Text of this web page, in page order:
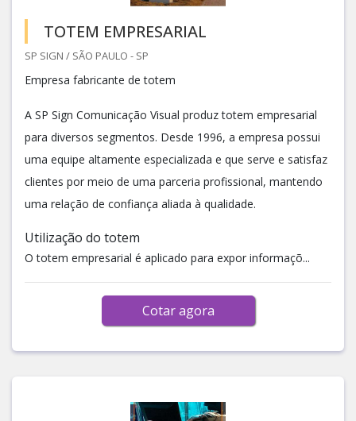
TOTEM EMPRESARIAL
SP SIGN / SÃO PAULO - SP
Empresa fabricante de totem
A SP Sign Comunicação Visual produz totem empresarial
para diversos segmentos. Desde 1996, a empresa possui
uma equipe altamente especializada e que serve e satisfaz
clientes por meio de uma parceria profissional, mantendo
uma relação de confiança aliada à qualidade.
Utilização do totem
O totem empresarial é aplicado para expor informaçõ...
Cotar agora